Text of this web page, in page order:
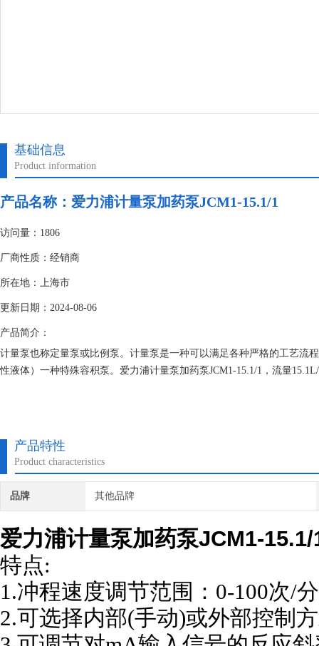
基础信息
Product information
产品名称： 爱力浦计量泵加药泵JCM1-15.1/1
访问量：1806
厂商性质：经销商
所在地：上海市
更新日期：2024-08-06
产品简介：
计量泵也称定量泵或比例泵。计量泵是一种可以满足各种严格的工艺流
性液体）一种特殊容积泵。爱力浦计量泵加药泵JCM1-15.1/1，流量
产品特性
Product characteristics
品牌 其他品牌
爱力浦计量泵加药泵JCM1-15.1/
特点:
1.冲程速度调节范围：0-100次/
2.可选择内部(手动)或外部控制